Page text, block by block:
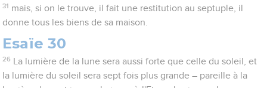
31 mais, si on le trouve, il fait une restitution au septuple, il
donne tous les biens de sa maison.
Esaïe 30
26
La lumière de la lune sera aussi forte que celle du soleil, et
la lumière du soleil sera sept fois plus grande – pareille à la